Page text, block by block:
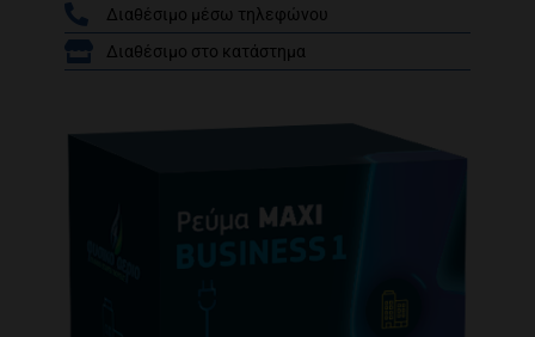
/
Διαθέσιμο μέσω τηλεφώνου
Διαθέσιμο στο κατάστημα